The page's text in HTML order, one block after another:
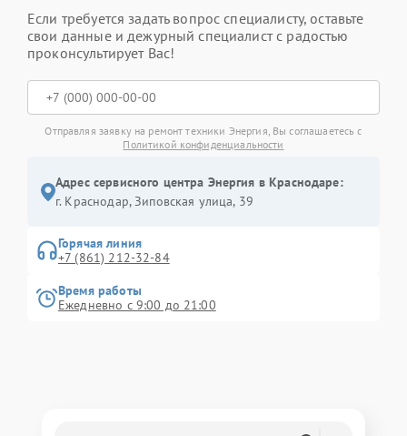
Если требуется задать вопрос специалисту, оставьте
свои данные и дежурный специалист с радостью
проконсультирует Вас!
Отправляя заявку на ремонт техники Энергия, Вы соглашаетесь с
Политикой конфиденциальности
Адрес сервисного центра Энергия в Краснодаре:
г. Краснодар, Зиповская улица, 39
Горячая линия
+7 (861) 212-32-84
Время работы
Ежедневно с 9:00 до 21:00